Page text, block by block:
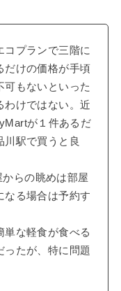
コプランで三階に
だけの価格が手頃
可もないといった
わけではない。近
が１件あるだ
川駅で買うと良
らの眺めは部屋
なる場合は予約す
単な軽食が食べる
ったが、特に問題